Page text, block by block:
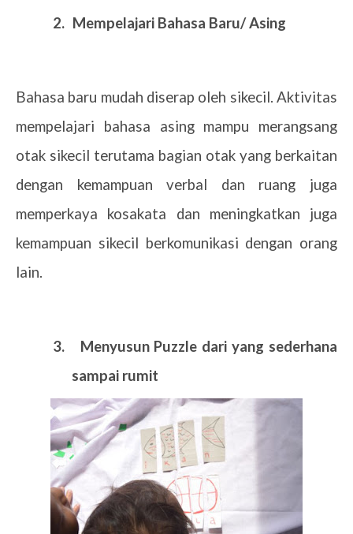
2. Mempelajari Bahasa Baru/ Asing
Bahasa baru mudah diserap oleh sikecil. Aktivitas
mempelajari bahasa asing mampu merangsang
otak sikecil terutama bagian otak yang berkaitan
dengan kemampuan verbal dan ruang juga
memperkaya kosakata dan meningkatkan juga
kemampuan sikecil berkomunikasi dengan orang
lain.
3.
Menyusun Puzzle dari yang sederhana
sampai rumit